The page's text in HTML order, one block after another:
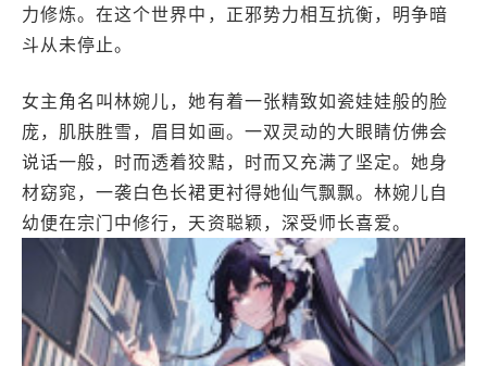
力修炼。在这个世界中，正邪势力相互抗衡，明争暗
斗从未停止。
女主角名叫林婉儿，她有着一张精致如瓷娃娃般的脸
庞，肌肤胜雪，眉目如画。一双灵动的大眼睛仿佛会
说话一般，时而透着狡黠，时而又充满了坚定。她身
材窈窕，一袭白色长裙更衬得她仙气飘飘。林婉儿自
幼便在宗门中修行，天资聪颖，深受师长喜爱。